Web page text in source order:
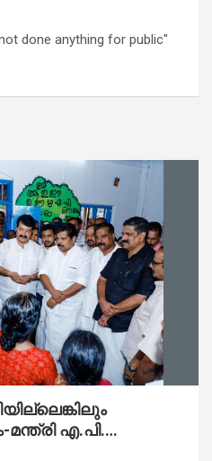
done anything for public"
എ.പി.